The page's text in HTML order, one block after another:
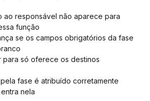
ao responsável não aparece para
função
se os campos obrigatórios da fase
para só oferece os destinos
fase é atribuído corretamente
nela